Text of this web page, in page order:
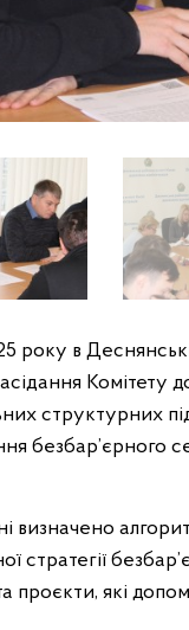
року в
Комітету
структурних
безбар’єрного
визначено
стратегії
та проєкти, які